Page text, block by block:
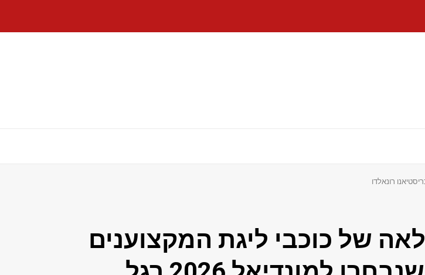
של כוכבי ליגת המקצוענים